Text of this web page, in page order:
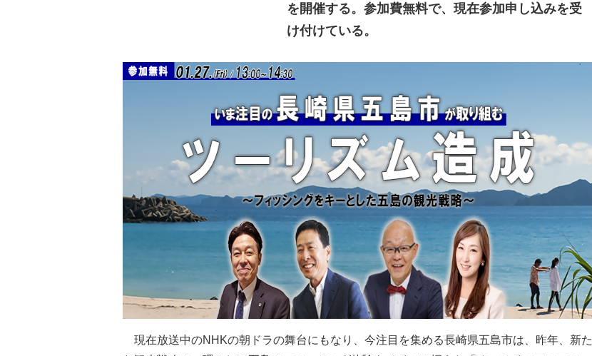
を開催する。参加費無料で、現在参加申し込みを受
け付けている。
現在放送中のNHKの朝ドラの舞台にもなり、今注目を集める長崎県五島市は、昨年、新た